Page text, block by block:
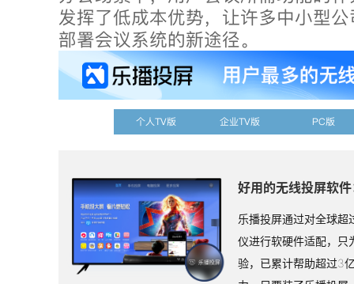
发挥了低成本优势，让许多中小型
部署会议系统的新途径。
个人TV版 企业TV版 PC版
好用的无线投屏软
乐播投屏通过对全球超
仪进行软硬件适配，只
验，已累计帮助超过3